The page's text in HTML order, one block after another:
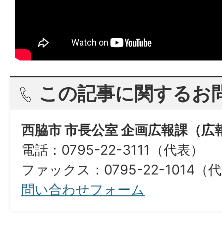
この記事に関するお
西脇市 市長公室 企画広報課（広
電話：0795-22-3111（代表）
ファックス：0795-22-1014（
問い合わせフォーム